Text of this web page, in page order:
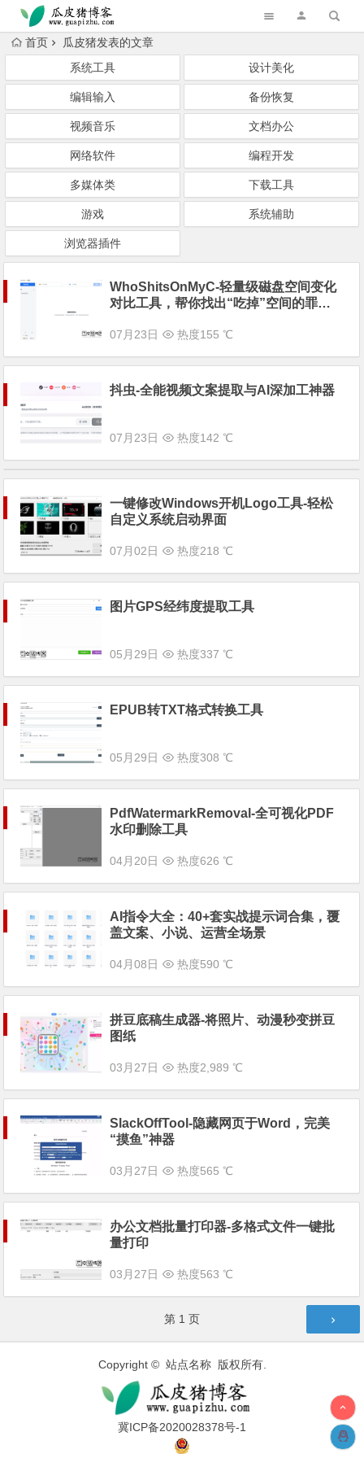
跳转到主内容
首页
瓜皮猪发表的文章
系统工具
设计美化
编辑输入 备份恢复
视频音乐 文档办公
网络软件 编程开发
多媒体类 下载工具
游戏 系统辅助
浏览器插件
WhoShitsOnMyC-轻量级磁盘空间变化
对比工具，帮你找出“吃掉”空间的罪魁
07月23日 热度155 ℃
抖虫-全能视频文案提取与AI深加工神器
07月23日 热度142 ℃
一键修改Windows开机Logo工具-轻松
自定义系统启动界面
07月02日 热度218 ℃
图片GPS经纬度提取工具
05月29日 热度337 ℃
EPUB转TXT格式转换工具
05月29日 热度308 ℃
PdfWatermarkRemoval-全可视化PDF
水印删除工具
04月20日 热度626 ℃
AI指令大全：40+套实战提示词合集，覆
盖文案、小说、运营全场景
04月08日 热度590 ℃
拼豆底稿生成器-将照片、动漫秒变拼豆
图纸
03月27日 热度2,989 ℃
SlackOffTool-隐藏网页于Word，完美
“摸鱼”神器
03月27日 热度565 ℃
办公文档批量打印器-多格式文件一键批
量打印
03月27日 热度563 ℃
第 1 页
Copyright © 站点名称 版权所有.
冀ICP备2020028378号-1